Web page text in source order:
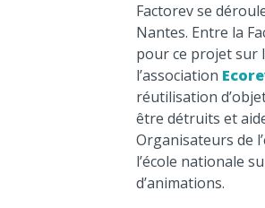
Factorev se
Nantes. Entre la
pour ce projet sur
l’association
réutilisation
être détruits et
Organisateurs de
l’école nationale
d’animations.